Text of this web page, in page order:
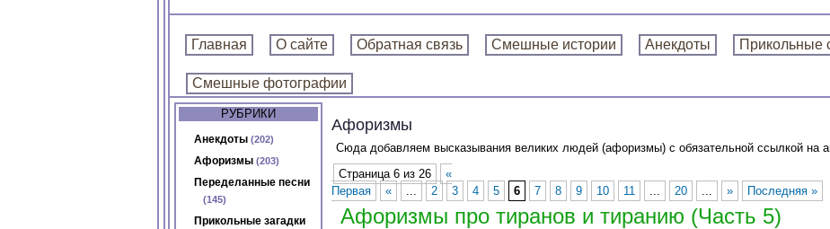
Главная О сайте Обратная связь Смешные истории Анекдоты Прикольные
Смешные фотографии
РУБРИКИ
Анекдоты(202)
Афоризмы(203)
Переделанные песни
(145)
Прикольные загадки
Афоризмы
Сюда добавляем высказывания великих людей (афоризмы) с обязательной ссылкой на
Страница 6 из 26
«
Первая
« ... 2 3 4 5 6 7 8 9 10 11 ... 20 ... » Последняя »
Афоризмы про тиранов и тиранию (Часть 5)